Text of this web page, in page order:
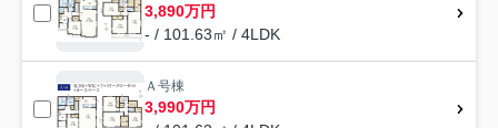
3,890万円
- / 101.63㎡ / 4LDK
Ａ号棟
3,990万円